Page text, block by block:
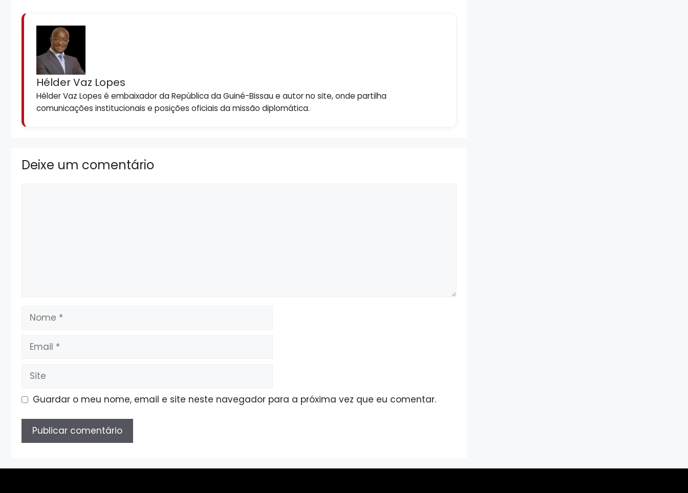
Hélder Vaz Lopes
Hélder Vaz Lopes é embaixador da República da Guiné-Bissau e autor no site, onde partilha
comunicações institucionais e posições oficiais da missão diplomática.
Deixe um comentário
Nome
Email
Site
Guardar o meu nome, email e site neste navegador para a próxima vez que eu comentar.